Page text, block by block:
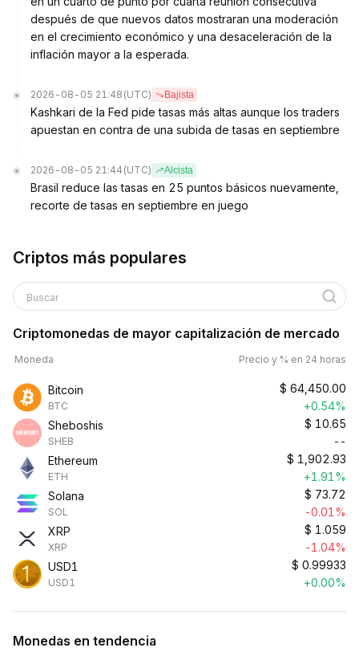
después de que nuevos datos mostraran una moderación
en el crecimiento económico y una desaceleración de la
inflación mayor a la esperada.
2026-08-05 21:48 (UTC) Bajista
Kashkari de la Fed pide tasas más altas aunque los traders
apuestan en contra de una subida de tasas en septiembre
2026-08-05 21:44 (UTC) Alcista
Brasil reduce las tasas en 25 puntos básicos nuevamente,
recorte de tasas en septiembre en juego
Criptos más populares
Buscar
Criptomonedas de mayor capitalización de mercado
Moneda Precio y % en 24 horas
Bitcoin
BTC
$ 64,450.00
+0.54%
Sheboshis
SHEB
$ 10.65
--
Ethereum
ETH
$ 1,902.93
+1.91%
Solana
SOL
$ 73.72
-0.01%
XRP
XRP
$ 1.059
-1.04%
USD1
USD1
$ 0.99933
+0.00%
Monedas en tendencia